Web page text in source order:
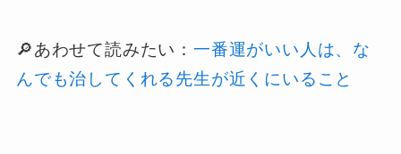
🔎あわせて読みたい： 一番運がいい人は、な
んでも治してくれる先生が近くにいること